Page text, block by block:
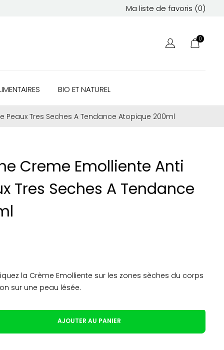
Ma liste de favoris (0)
0
BIO ET NATUREL
Tres Seches A Tendance Atopique 200ml
Creme Emolliente Anti
Tres Seches A Tendance
la Crème Emolliente sur les zones sèches du corps
sur une peau lésée.
AJOUTER AU PANIER